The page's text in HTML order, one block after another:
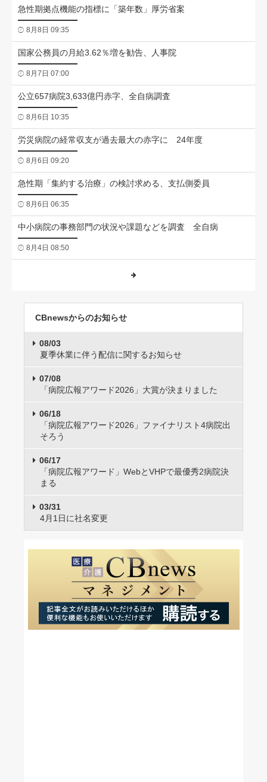
急性期拠点機能の指標に「築年数」厚労省案
8月8日 09:35
国家公務員の月給3.62％増を勧告、人事院
8月7日 07:00
公立657病院3,633億円赤字、全自病調査
8月6日 10:35
労災病院の経常収支が過去最大の赤字に 24年度
8月6日 09:20
急性期「集約する治療」の検討求める、支払側委員
8月6日 06:35
中小病院の事務部門の状況や課題などを調査 全自病
8月4日 08:50
CBnewsからのお知らせ
08/03
夏季休業に伴う配信に関するお知らせ
07/08
「病院広報アワード2026」大賞が決まりました
06/18
「病院広報アワード2026」ファイナリスト4病院出
そろう
06/17
「病院広報アワード」WebとVHPで最優秀2病院決
まる
03/31
4月1日に社名変更